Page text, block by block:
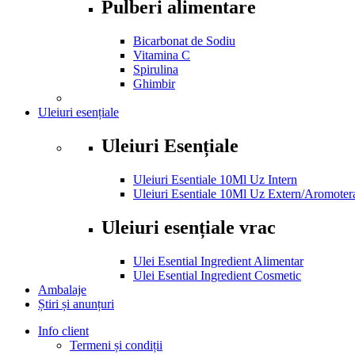
Pulberi alimentare
Bicarbonat de Sodiu
Vitamina C
Spirulina
Ghimbir
Uleiuri esențiale
Uleiuri Esențiale
Uleiuri Esentiale 10Ml Uz Intern
Uleiuri Esentiale 10Ml Uz Extern/
Uleiuri esențiale vrac
Ulei Esential Ingredient Alimentar
Ulei Esential Ingredient Cosmetic
Ambalaje
Știri și anunțuri
Info client
Termeni și condiții